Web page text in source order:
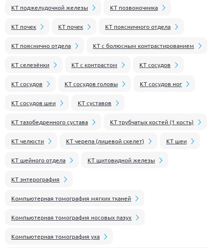
КТ поджелудочной железы КТ позвоночника
КТ почек КТ почек КТ поясничного отдела
КТ пояснично отдела КТ с болюсным контрастированием
КТ селезёнки КТ с контрастом КТ сосудов
КТ сосудов КТ сосудов головы КТ сосудов ног
КТ сосудов шеи КТ суставов
КТ тазобедренного сустава КТ трубчатых костей (1 кость)
КТ челюсти КТ черепа (лицевой скелет) КТ шеи
КТ шейного отдела КТ щитовидной железы
КТ энтерография
Компьютерная томография мягких тканей
Компьютерная томография носовых пазух
Компьютерная томография уха